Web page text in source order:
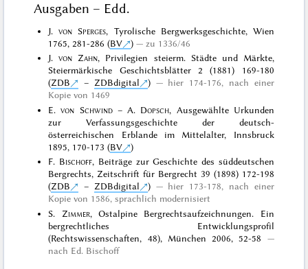
Ausgaben – Edd.
J.von Sperges, Tyrolische Bergwerksgeschichte, Wien
1765, 281-286 (BV )
zu 1336/46
J.von Zahn, Privilegien steierm. Städte und Märkte,
Steiermärkische Geschichtsblätter 2 (1881) 169-180
(ZDB – ZDBdigital )
hier 174-176, nach einer
Kopie von 1469
E.von Schwind– A. Dopsch, Ausgewählte Urkunden
zur Verfassungsgeschichte der deutsch-
österreichischen Erblande im Mittelalter, Innsbruck
1895, 170-173 (BV
)
F. Bischoff, Beiträge zur Geschichte des süddeutschen
Bergrechts, Zeitschrift für Bergrecht 39 (1898) 172-198
(ZDB – ZDBdigital )
hier 173-178, nach einer
Kopie von 1586, sprachlich modernisiert
S. Zimmer, Ostalpine Bergrechtsaufzeichnungen. Ein
bergrechtliches Entwicklungsprofil
(Rechtswissenschaften, 48), München 2006, 52-58
nach Ed. Bischoff